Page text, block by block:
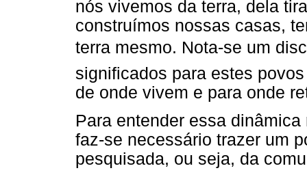
nós vivemos da terra, dela
construímos nossas casas,
terra mesmo. Nota-se um
significados para estes
de onde vivem e para onde
Para entender essa
faz-se necessário trazer um
pesquisada, ou seja, da